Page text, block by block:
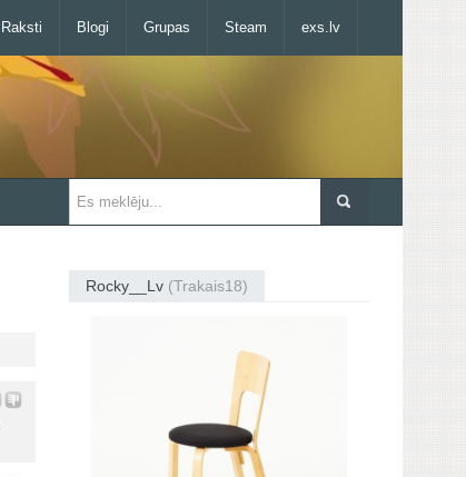
Raksti Blogi Grupas Steam exs.lv
Rocky__Lv (Trakais18)